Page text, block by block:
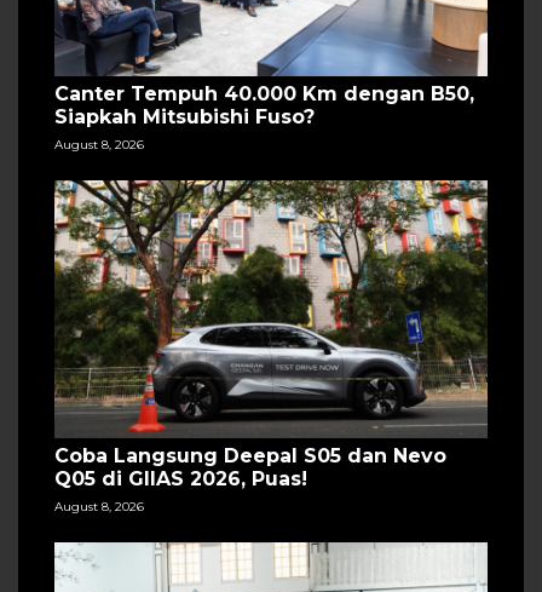
Canter Tempuh 40.000 Km dengan B50,
Siapkah Mitsubishi Fuso?
August 8, 2026
Coba Langsung Deepal S05 dan Nevo
Q05 di GIIAS 2026, Puas!
August 8, 2026